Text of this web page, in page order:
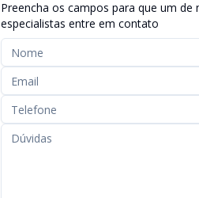
Preencha os campos para que um de
especialistas entre em contato